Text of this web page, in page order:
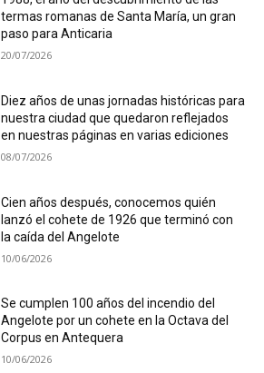
termas romanas de Santa María, un gran
paso para Anticaria
20/07/2026
Diez años de unas jornadas históricas para
nuestra ciudad que quedaron reflejados
en nuestras páginas en varias ediciones
08/07/2026
Cien años después, conocemos quién
lanzó el cohete de 1926 que terminó con
la caída del Angelote
10/06/2026
Se cumplen 100 años del incendio del
Angelote por un cohete en la Octava del
Corpus en Antequera
10/06/2026